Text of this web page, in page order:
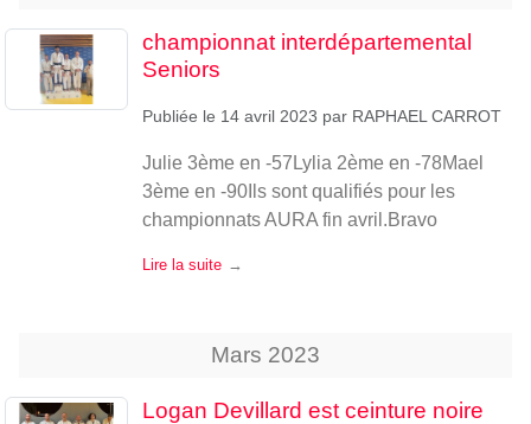
championnat interdépartemental
Seniors
Publiée le 14 avril 2023 par RAPHAEL CARROT
Julie 3ème en -57Lylia 2ème en -78Mael
3ème en -90Ils sont qualifiés pour les
championnats AURA fin avril.Bravo
Lire la suite
Mars 2023
Logan Devillard est ceinture noire